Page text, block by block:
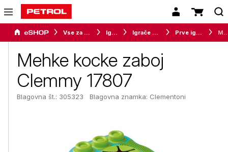
Vse za otroke Igrače Igrače za najmlajše Prve igračke
Mehke kocke zaboj
Clemmy 17807
Blagovna št.: 305323 Blagovna znamka: Clementoni